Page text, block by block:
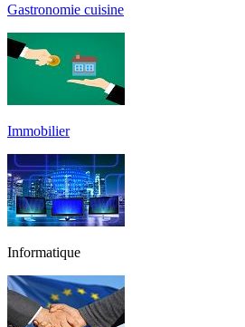
Gastronomie cuisine
Immobilier
Informatique